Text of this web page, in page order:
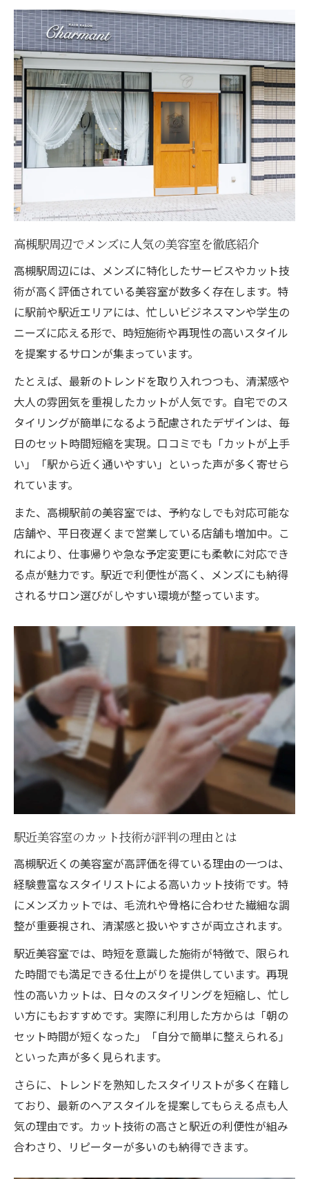
高槻駅周辺の美容室選び成功の秘訣
美容室選びはカットが上手いかの見極めが
重要
高槻駅近くで評判の美容室をどう見つける
か
予約なしでも対応可能な美容室の探し方
口コミやランキングを活用した美容室選び
術
女性スタッフがいる美容室の安心感に注目
時短重視なら高槻駅で美容室を活用しよう
忙しい人に最適な駅近美容室の時短活用法
高槻駅で人気の時短カット美容室の特徴
予約不要の美容室で時間を有効活用する方
法
スピーディーな施術が魅力の美容室を比較
通勤・通学帰りに便利な美容室選びのコツ
メンズカットに強い高槻エリアの魅力
高槻駅周辺で上手いメンズカットが人気の
理由
トレンドヘアを叶える美容室の選び方とは
骨格に合わせた再現性の高いカット技術に
注目
メンズ専門美容室と一般店の違いを比較
口コミで高評価のメンズカット美容室を知
ろう
予約なしでもOKな美容室を高槻駅で探すコツ
予約不要の美容室を高槻駅周辺で探す方法
当日飛び込みOKな美容室の見分け方
混雑しにくい時間帯と利用のコツを解説
メンズ歓迎の即対応美容室の特徴とは
口コミを活用して予約なし美容室を選ぼう
ホットペッパービューティー活用で賢く美容室
選択
ホットペッパービューティーで美容室を簡
単検索
高槻駅近くの人気美容室ランキング活用法
クーポンを活用したお得な美容室の選び方
口コミと評価を参考に美容室を決めるコツ
予約なし美容室の当日空き状況をチェック
高槻駅周辺でメンズに人気の美容室を徹底紹介
高槻駅周辺には、メンズに特化したサービスやカット技
術が高く評価されている美容室が数多く存在します。特
に駅前や駅近エリアには、忙しいビジネスマンや学生の
ニーズに応える形で、時短施術や再現性の高いスタイル
を提案するサロンが集まっています。
たとえば、最新のトレンドを取り入れつつも、清潔感や
大人の雰囲気を重視したカットが人気です。自宅でのス
タイリングが簡単になるよう配慮されたデザインは、毎
日のセット時間短縮を実現。口コミでも「カットが上手
い」「駅から近く通いやすい」といった声が多く寄せら
れています。
また、高槻駅前の美容室では、予約なしでも対応可能な
店舗や、平日夜遅くまで営業している店舗も増加中。こ
れにより、仕事帰りや急な予定変更にも柔軟に対応でき
る点が魅力です。駅近で利便性が高く、メンズにも納得
されるサロン選びがしやすい環境が整っています。
駅近美容室のカット技術が評判の理由とは
高槻駅近くの美容室が高評価を得ている理由の一つは、
経験豊富なスタイリストによる高いカット技術です。特
にメンズカットでは、毛流れや骨格に合わせた繊細な調
整が重要視され、清潔感と扱いやすさが両立されます。
駅近美容室では、時短を意識した施術が特徴で、限られ
た時間でも満足できる仕上がりを提供しています。再現
性の高いカットは、日々のスタイリングを短縮し、忙し
い方にもおすすめです。実際に利用した方からは「朝の
セット時間が短くなった」「自分で簡単に整えられる」
といった声が多く見られます。
さらに、トレンドを熟知したスタイリストが多く在籍し
ており、最新のヘアスタイルを提案してもらえる点も人
気の理由です。カット技術の高さと駅近の利便性が組み
合わさり、リピーターが多いのも納得できます。